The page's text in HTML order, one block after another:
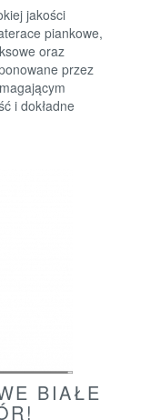
jakości
piankowe,
oraz
przez
i dokładne
BIAŁE